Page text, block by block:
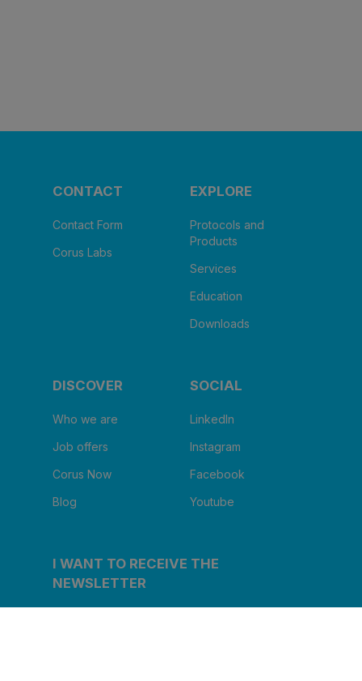
CONTACT
Contact Form
Corus Labs
EXPLORE
Protocols and
Products
Services
Education
Downloads
DISCOVER
Who we are
Job offers
Corus Now
Blog
SOCIAL
LinkedIn
Instagram
Facebook
Youtube
I WANT TO RECEIVE THE
NEWSLETTER